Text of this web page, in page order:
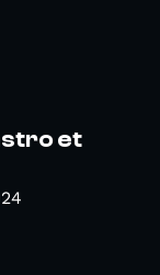
et